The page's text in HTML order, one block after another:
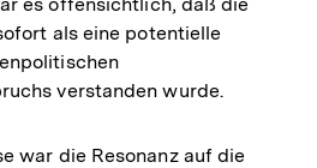
als eine potentielle
verstanden wurde.
war die Resonanz auf die